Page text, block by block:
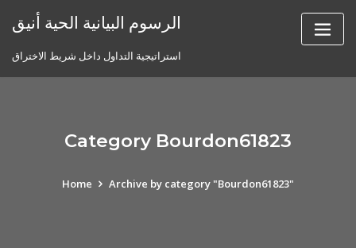
الرسوم البيانية الحية أنيق
استراتيجية التداول داخل شريط الاختراق
Category Bourdon61823
Home Archive by category "Bourdon61823"